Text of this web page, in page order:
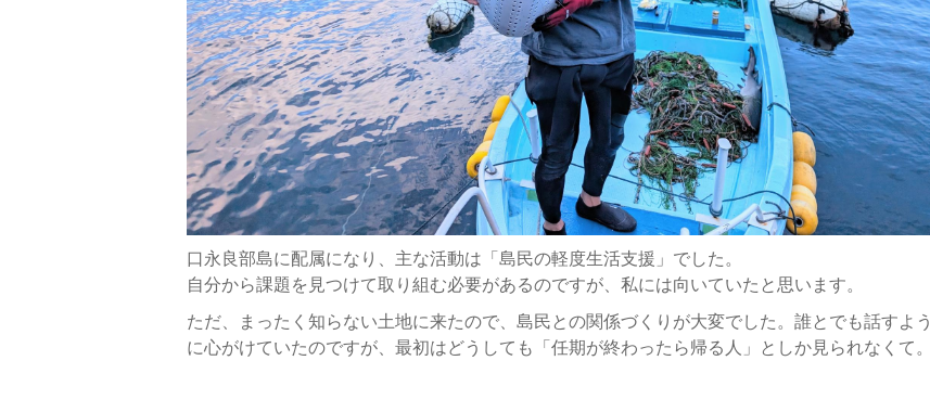
口永良部島に配属になり、主な活動は「島民の軽度生活支援」でした。
自分から課題を見つけて取り組む必要があるのですが、私には向いていたと思います。
ただ、まったく知らない土地に来たので、島民との関係づくりが大変でした。誰とでも話すよう
に心がけていたのですが、最初はどうしても「任期が終わったら帰る人」としか見られなくて。